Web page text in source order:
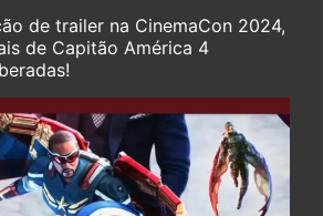
de trailer na CinemaCon 2024,
de Capitão América 4